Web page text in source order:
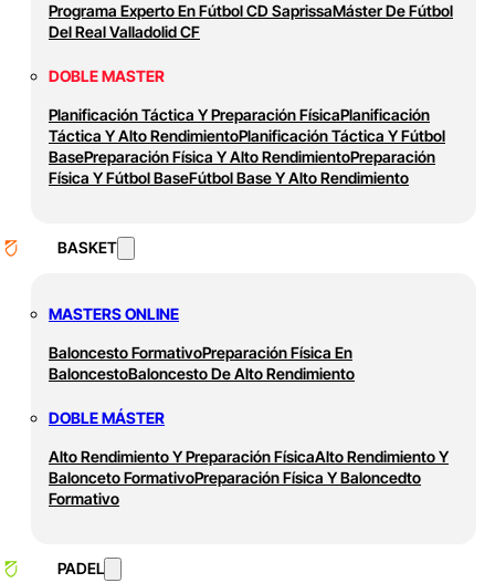
Programa Experto En Fútbol CD SaprissaMáster De Fútbol
Del Real Valladolid CF
DOBLE MASTER
Planificación Táctica Y Preparación FísicaPlanificación
Táctica Y Alto RendimientoPlanificación Táctica Y Fútbol
BasePreparación Física Y Alto RendimientoPreparación
Física Y Fútbol BaseFútbol Base Y Alto Rendimiento
BASKET
MASTERS ONLINE
Baloncesto FormativoPreparación Física En
BaloncestoBaloncesto De Alto Rendimiento
DOBLE MÁSTER
Alto Rendimiento Y Preparación FísicaAlto Rendimiento Y
Balonceto FormativoPreparación Física Y Baloncedto
Formativo
PADEL